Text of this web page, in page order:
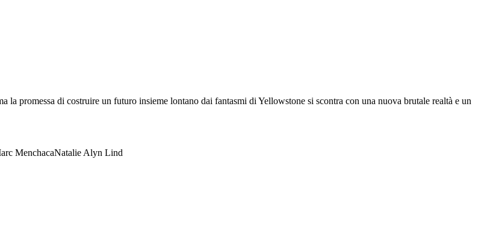
promessa di costruire un futuro insieme lontano dai fantasmi di Yellowstone si scontra con una nuova brutale realtà e un
MenchacaNatalie Alyn Lind